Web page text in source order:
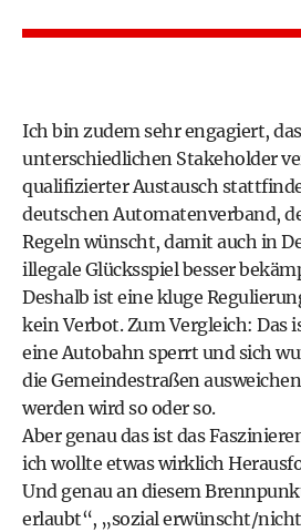
Ich bin zudem sehr engagiert,
unterschiedlichen Stakeholder
qualifizierter Austausch
deutschen Automatenverband,
Regeln wünscht, damit auch in
illegale Glücksspiel besser
Deshalb ist eine kluge
kein Verbot. Zum Vergleich: Das
eine Autobahn sperrt und sich
die Gemeindestraßen
werden wird so oder so.
Aber genau das ist das
ich wollte etwas wirklich
Und genau an diesem
erlaubt“, „sozial erwünscht/